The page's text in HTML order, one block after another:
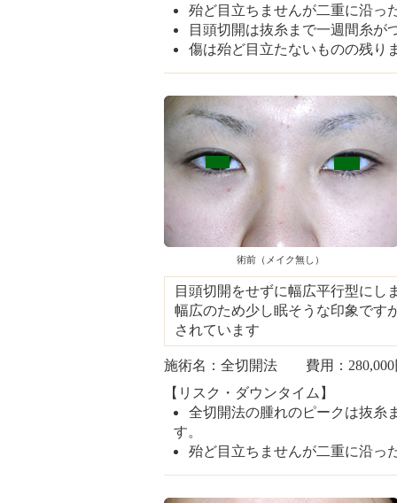
殆ど目立ちませんが二重に沿っ
目頭切開は抜糸まで一週間糸が
傷は殆ど目立たないものの残り
術前（メイク無し）
目頭切開をせずに幅広平行型にし
幅広のため少し眠そうな印象です
されています
施術名：全切開法 費用：280,000
【リスク・ダウンタイム】
全切開法の腫れのピークは抜糸
す。
殆ど目立ちませんが二重に沿っ